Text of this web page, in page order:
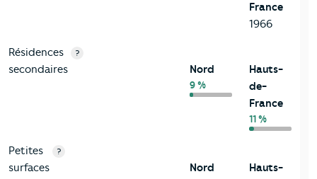
France
1966
Résidences
secondaires
?
Nord
9 %
Hauts-
de-
France
11 %
Petites
surfaces
?
Nord
Hauts-